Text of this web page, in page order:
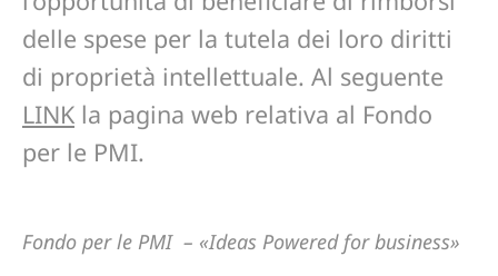
delle spese per la tutela dei loro diritti
di proprietà intellettuale. Al seguente
LINK la pagina web relativa al Fondo
per le PMI.
Fondo per le PMI – «Ideas Powered for business»